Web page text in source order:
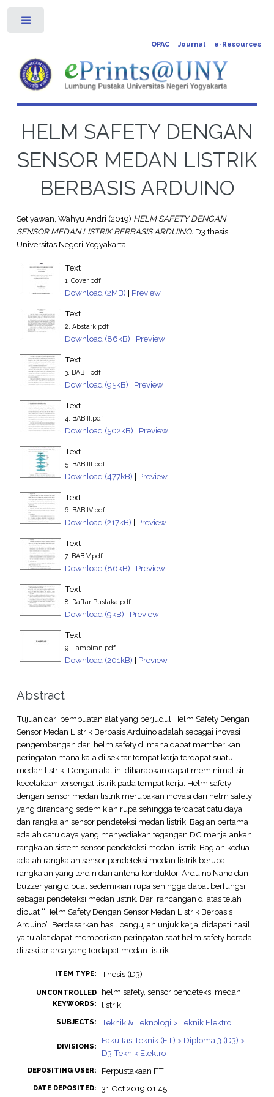
OPAC Journal e-Resources
HELM SAFETY DENGAN
SENSOR MEDAN LISTRIK
BERBASIS ARDUINO
Setiyawan, Wahyu Andri (2019) HELM SAFETY DENGAN
SENSOR MEDAN LISTRIK BERBASIS ARDUINO. D3 thesis,
Universitas Negeri Yogyakarta.
Text
1. Cover.pdf
Download (2MB) | Preview
Text
2. Abstark.pdf
Download (86kB) | Preview
Text
3. BAB I.pdf
Download (95kB) | Preview
Text
4. BAB II.pdf
Download (502kB) | Preview
Text
5. BAB III.pdf
Download (477kB) | Preview
Text
6. BAB IV.pdf
Download (217kB) | Preview
Text
7. BAB V.pdf
Download (86kB) | Preview
Text
8. Daftar Pustaka.pdf
Download (9kB) | Preview
Text
9. Lampiran.pdf
Download (201kB) | Preview
Abstract
Tujuan dari pembuatan alat yang berjudul Helm Safety Dengan
Sensor Medan Listrik Berbasis Arduino adalah sebagai inovasi
pengembangan dari helm safety di mana dapat memberikan
peringatan mana kala di sekitar tempat kerja terdapat suatu
medan listrik. Dengan alat ini diharapkan dapat meminimalisir
kecelakaan tersengat listrik pada tempat kerja. Helm safety
dengan sensor medan listrik merupakan inovasi dari helm safety
yang dirancang sedemikian rupa sehingga terdapat catu daya
dan rangkaian sensor pendeteksi medan listrik. Bagian pertama
adalah catu daya yang menyediakan tegangan DC menjalankan
rangkaian sistem sensor pendeteksi medan listrik. Bagian kedua
adalah rangkaian sensor pendeteksi medan listrik berupa
rangkaian yang terdiri dari antena konduktor, Arduino Nano dan
buzzer yang dibuat sedemikian rupa sehingga dapat berfungsi
sebagai pendeteksi medan listrik. Dari rancangan di atas telah
dibuat ‘‘Helm Safety Dengan Sensor Medan Listrik Berbasis
Arduino”. Berdasarkan hasil pengujian unjuk kerja, didapati hasil
yaitu alat dapat memberikan peringatan saat helm safety berada
di sekitar area yang terdapat medan listrik.
ITEM TYPE: Thesis (D3)
UNCONTROLLED
KEYWORDS:
helm safety, sensor pendeteksi medan
listrik
SUBJECTS: Teknik & Teknologi > Teknik Elektro
DIVISIONS:
Fakultas Teknik (FT) > Diploma 3 (D3) >
D3 Teknik Elektro
DEPOSITING USER: Perpustakaan FT
DATE DEPOSITED: 31 Oct 2019 01:45